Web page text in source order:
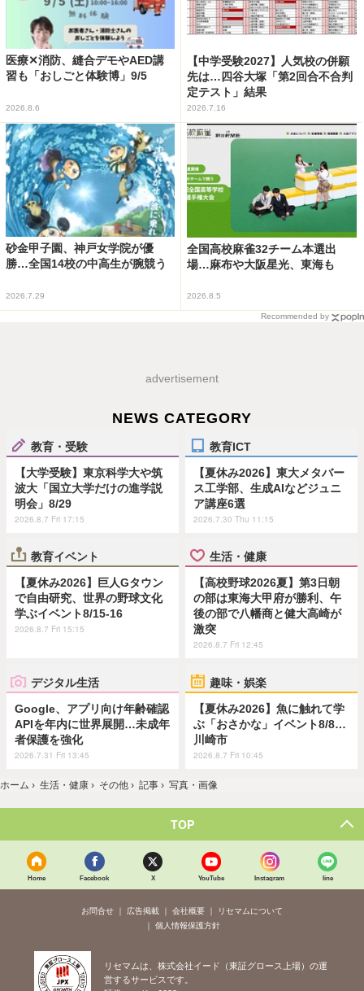
医療✕消防、縫合デモやAED講
習も「おしごと体験博」9/5
2026.8.6
【中学受験2027】人気校の併願
先は…四谷大塚「第2回合不合判
定テスト」結果
2026.7.16
砂金甲子園、神戸女学院が優
勝…全国14校の中高生が腕競う
2026.7.29
全国高校麻雀32チーム本選出
場…麻布や大阪星光、東海も
2026.8.5
Recommended by
advertisement
NEWS CATEGORY
教育・受験
【大学受験】東京科学大や筑
波大「国立大学だけの進学説
明会」8/29
2026.8.7 Fri 17:15
教育ICT
【夏休み2026】東大メタバー
ス工学部、生成AIなどジュニ
ア講座6選
2026.7.30 Thu 11:15
教育イベント
【夏休み2026】巨人Gタウン
で自由研究、世界の野球文化
学ぶイベント8/15-16
2026.8.7 Fri 15:15
生活・健康
【高校野球2026夏】第3日朝
の部は東海大甲府が勝利、午
後の部で八幡商と健大高崎が
激突
2026.8.7 Fri 12:45
デジタル生活
Google、アプリ向け年齢確認
APIを年内に世界展開…未成年
者保護を強化
2026.7.31 Fri 13:45
趣味・娯楽
【夏休み2026】魚に触れて学
ぶ「おさかな」イベント8/8…
川崎市
2026.8.7 Fri 10:45
ホーム › 生活・健康 › その他 › 記事 › 写真・画像
TOP
Home Facebook X YouTube Instagram line
お問合せ 広告掲載 会社概要
リセマムについて
個人情報保護方針
リセマムは、株式会社イード（東証グロース上場）の運
営するサービスです。